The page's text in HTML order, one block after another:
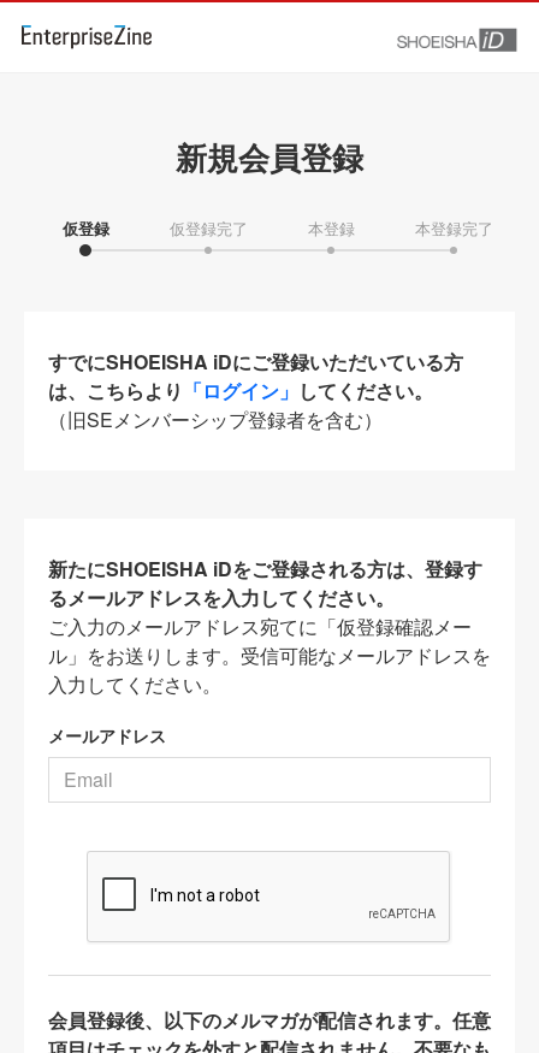
新規会員登録
仮登録 仮登録完了 本登録 本登録完了
すでにSHOEISHA iDにご登録いただいている方
は、こちらより 「ログイン」 してください。
（旧SEメンバーシップ登録者を含む）
新たにSHOEISHA iDをご登録される方は、登録す
るメールアドレスを入力してください。
ご入力のメールアドレス宛てに「仮登録確認メー
ル」をお送りします。受信可能なメールアドレスを
入力してください。
メールアドレス
会員登録後、以下のメルマガが配信されます。任意